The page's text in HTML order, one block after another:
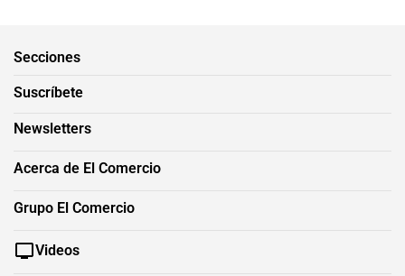
Secciones
Suscríbete
Newsletters
Acerca de El Comercio
Grupo El Comercio
Videos